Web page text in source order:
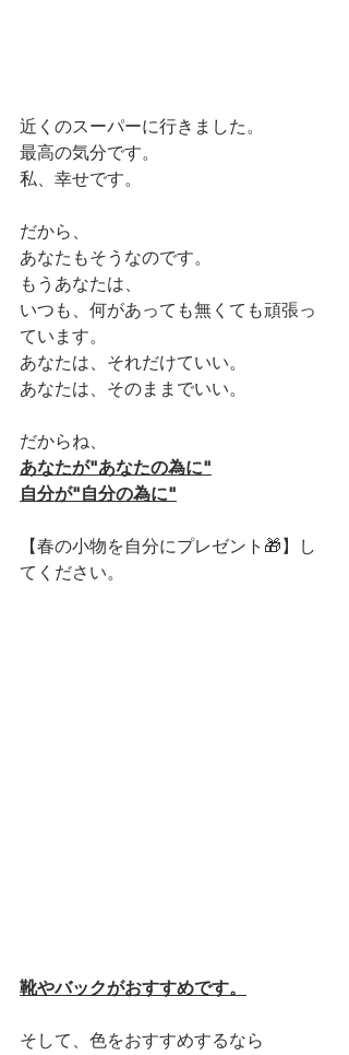
近くのスーパーに行きました。
最高の気分です。
私、幸せです。
だから、
あなたもそうなのです。
もうあなたは、
いつも、何があっても無くても頑張っ
ています。
あなたは、それだけていい。
あなたは、そのままでいい。
だからね、
あなたが"あなたの為に"
自分が"自分の為に"
【春の小物を自分にプレゼント🎁】し
てください。
靴やバックがおすすめです。
そして、色をおすすめするなら